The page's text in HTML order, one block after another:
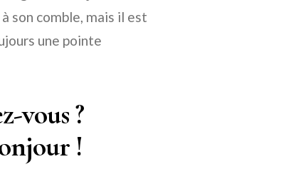
son comble, mais il est
une pointe
vous ?
!